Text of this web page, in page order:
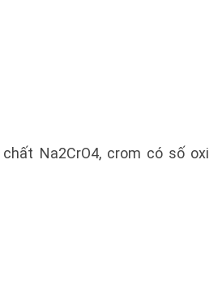
Na2CrO4, crom có số oxi